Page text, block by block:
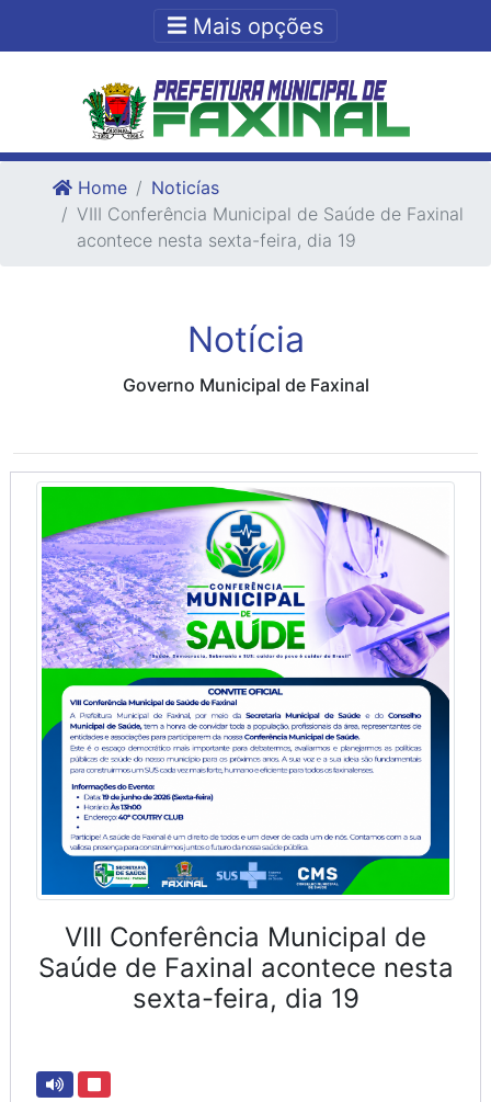
Ir para o fim do conteudo
Mais opções
Home
Noticías
VIII Conferência Municipal de Saúde de Faxinal
acontece nesta sexta-feira, dia 19
Notícia
Governo Municipal de Faxinal
VIII Conferência Municipal de
Saúde de Faxinal acontece nesta
sexta-feira, dia 19